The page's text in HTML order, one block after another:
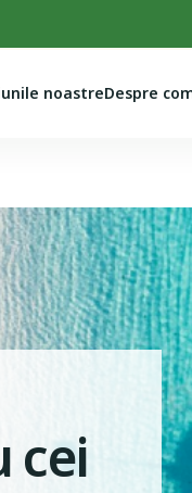
noastreDespre
cei